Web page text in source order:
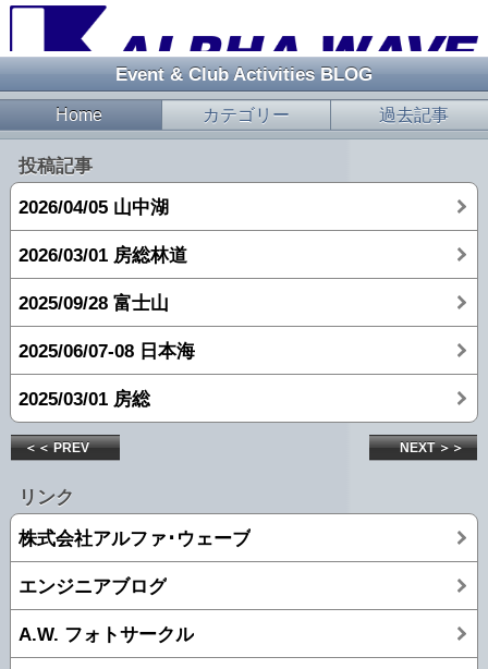
Event & Club Activities BLOG
Home カテゴリー 過去記事
投稿記事
2026/04/05 山中湖
2026/03/01 房総林道
2025/09/28 富士山
2025/06/07-08 日本海
2025/03/01 房総
＜＜ PREV NEXT ＞＞
リンク
株式会社アルファ･ウェーブ
エンジニアブログ
A.W. フォトサークル